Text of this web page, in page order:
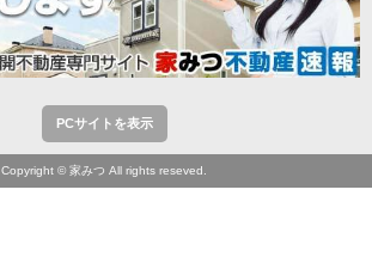
PCサイトを表示
Copyright © 家みつ All rights reseved.